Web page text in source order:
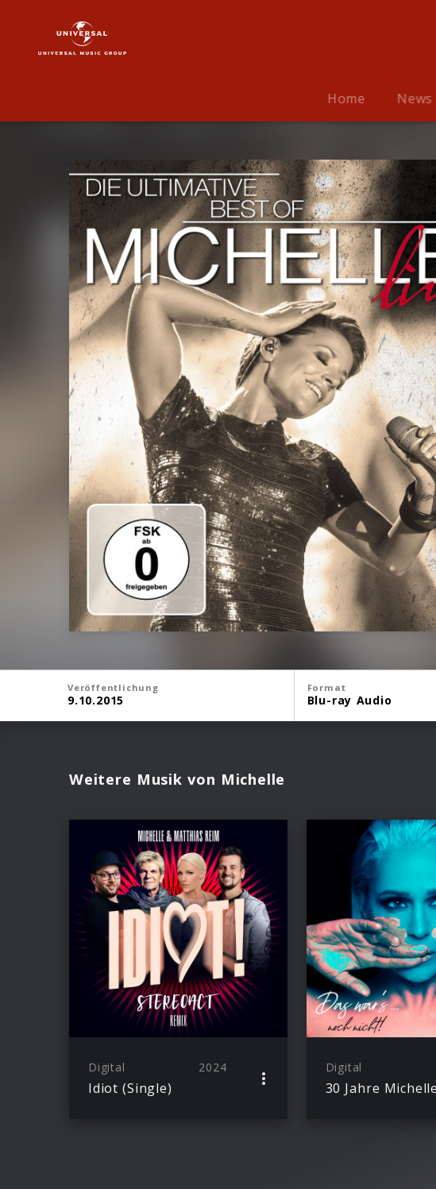
Musik
Best
Home News
Veröffentlichung
9.10.2015
Format
Blu-ray Audio
Weitere Musik von Michelle
Digital 2024
Idiot (Single)
Digital